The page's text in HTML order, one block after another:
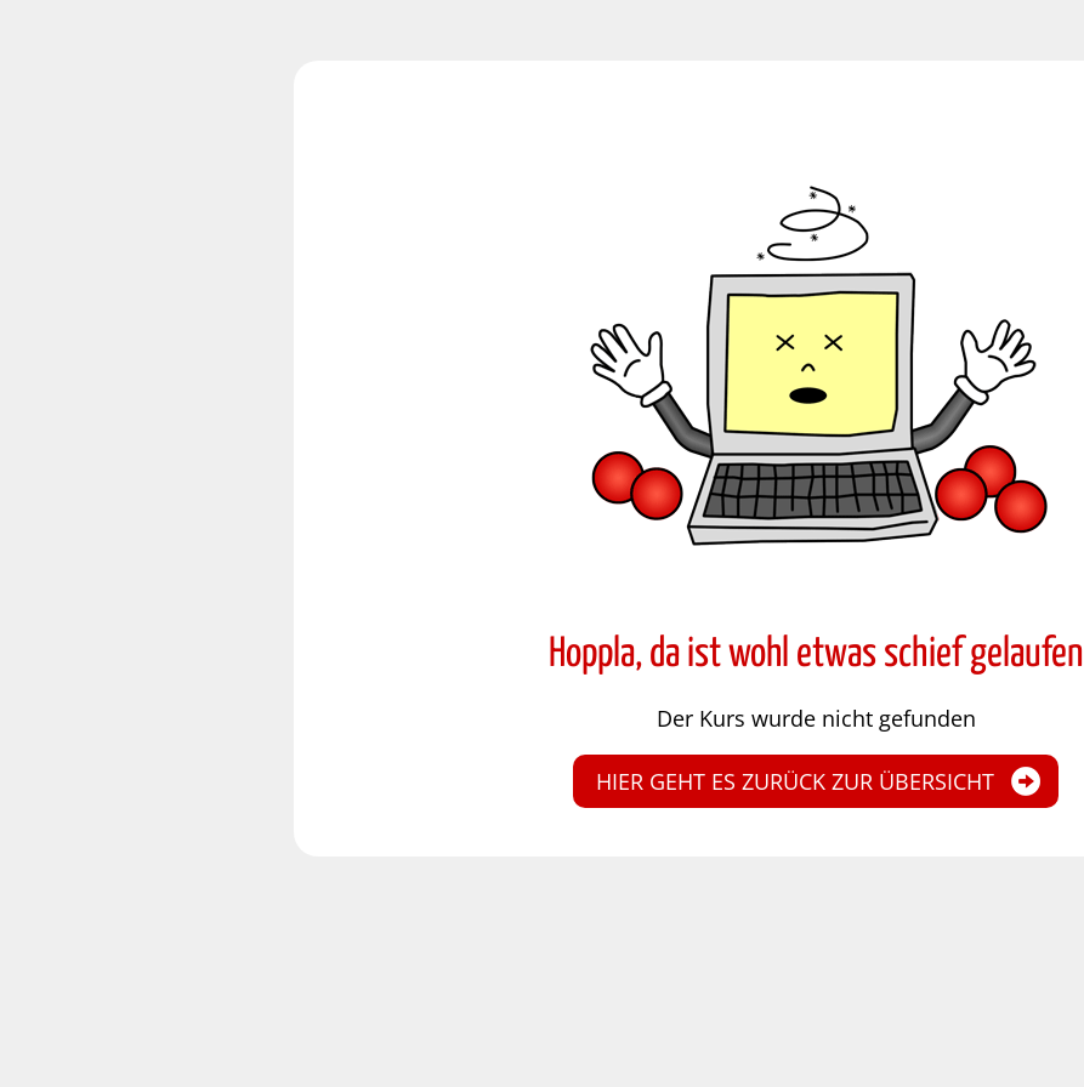
Hoppla, da ist wohl etwas schief gelaufen
Der Kurs wurde nicht gefunden
HIER GEHT ES ZURÜCK ZUR ÜBERSICHT